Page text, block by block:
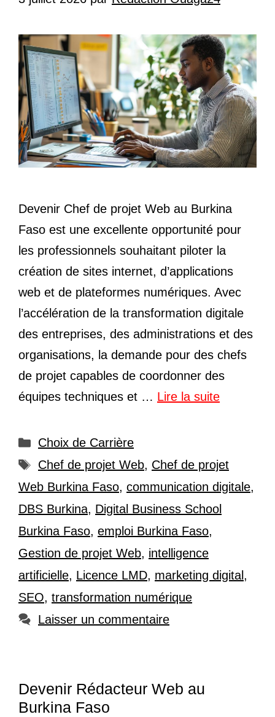
Devenir Chef de projet Web au Burkina
Faso est une excellente opportunité pour
les professionnels souhaitant piloter la
création de sites internet, d’applications
web et de plateformes numériques. Avec
l’accélération de la transformation digitale
des entreprises, des administrations et des
organisations, la demande pour des chefs
de projet capables de coordonner des
équipes techniques et … Lire la suite
Catégories
Choix de Carrière
Étiquettes
Chef de projet Web, Chef de projet
Web Burkina Faso, communication digitale,
DBS Burkina, Digital Business School
Burkina Faso, emploi Burkina Faso,
Gestion de projet Web, intelligence
artificielle, Licence LMD, marketing digital ,
SEO, transformation numérique
Laisser un commentaire
Devenir Rédacteur Web au
Burkina Faso